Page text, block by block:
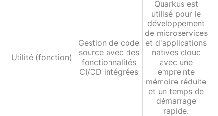
Utilité (fonction)
Gestion de code
source avec des
fonctionnalités
CI/CD intégrées
Quarkus est
utilisé pour le
développement
de microservices
et d'applications
natives cloud
avec une
empreinte
mémoire réduite
et un temps de
démarrage
rapide.